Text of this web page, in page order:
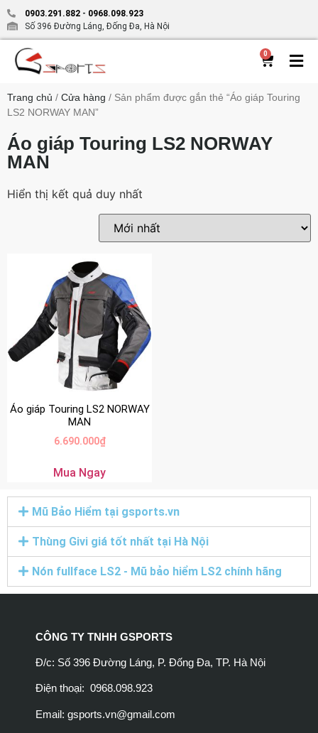
0903.291.882 - 0968.098.923
Số 396 Đường Láng, Đống Đa, Hà Nội
0
Trang chủ / Cửa hàng / Sản phẩm được gắn thẻ “Áo giáp Touring
LS2 NORWAY MAN”
Áo giáp Touring LS2 NORWAY
MAN
Hiển thị kết quả duy nhất
Áo giáp Touring LS2 NORWAY
MAN
6.690.000₫
Mua Ngay
Mũ Bảo Hiểm tại gsports.vn
Thùng Givi giá tốt nhất tại Hà Nội
Nón fullface LS2 - Mũ bảo hiểm LS2 chính hãng
CÔNG TY TNHH GSPORTS
Đ/c: Số 396 Đường Láng, P. Đống Đa, TP. Hà Nội
Điện thoại: 0968.098.923
Email: gsports.vn@gmail.com